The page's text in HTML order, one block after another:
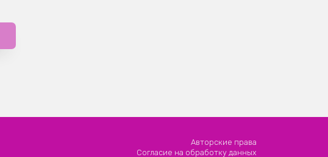
Авторские права
Согласие на обработку данных